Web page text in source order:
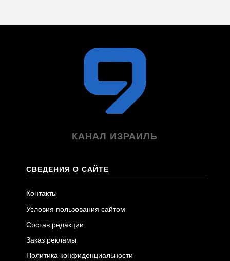
КАНАЛ ИЗРАИЛЬ
СВЕДЕНИЯ О САЙТЕ
Контакты
Условия пользования сайтом
Состав редакции
Заказ рекламы
Политика конфиденциальности